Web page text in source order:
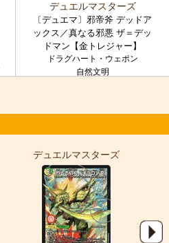
デュエルマスターズ
〔デュエマ〕邪帝斧 デッドア
ックス／真なる邪悪 ザ＝デッ
ドマン【金トレジャー】
ドラグハート・ウェポン
自然文明
デュエルマスターズ